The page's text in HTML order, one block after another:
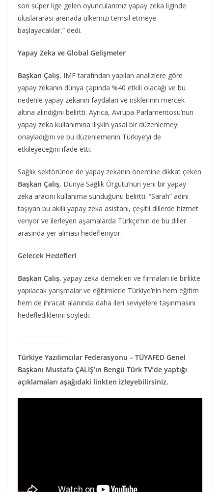
son süper lige gelen oyuncularımız yapay zeka liginde
uluslararası arenada ülkemizi temsil etmeye
başlayacaklar,” dedi.
Yapay Zeka ve Global Gelişmeler
Başkan Çalış, IMF tarafından yapılan analizlere göre
yapay zekanın dünya çapında %40 etkili olacağı ve bu
nedenle yapay zekanın faydaları ve risklerinin mercek
altına alındığını belirtti. Ayrıca, Avrupa Parlamentosu’nun
yapay zeka kullanımına ilişkin yasal bir düzenlemeyi
onayladığını ve bu düzenlemenin Türkiye’yi de
etkileyeceğini ifade etti.
Sağlık sektöründe de yapay zekanın önemine dikkat çeken
Başkan Çalış, Dünya Sağlık Örgütü’nün yeni bir yapay
zeka aracını kullanıma sunduğunu belirtti. “Sarah” adını
taşıyan bu akıllı yapay zeka asistanı, çeşitli dillerde hizmet
veriyor ve ilerleyen aşamalarda Türkçe’nin de bu diller
arasında yer alması hedefleniyor.
Gelecek Hedefleri
Başkan Çalış, yapay zeka dernekleri ve firmaları ile birlikte
yapılacak yarışmalar ve eğitimlerle Türkiye’nin hem eğitim
hem de ihracat alanında daha ileri seviyelere taşınmasını
hedeflediklerini söyledi.
Türkiye Yazılımcılar Federasyonu – TÜYAFED Genel
Başkanı Mustafa ÇALIŞ’ın Bengü Türk TV’de yaptığı
açıklamaları aşağıdaki linkten izleyebilirsiniz.